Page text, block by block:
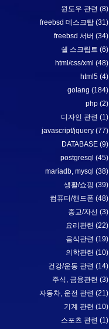
윈도우 관련 (8)
freebsd 데스크탑 (31)
freebsd 서버 (34)
쉘 스크립트 (6)
html/css/xml (48)
html5 (4)
golang (184)
php (2)
디자인 관련 (1)
javascript/jquery (77)
DATABASE (9)
postgresql (45)
mariadb, mysql (38)
생활/쇼핑 (39)
컴퓨터/핸드폰 (48)
종교/자선 (3)
요리관련 (22)
음식관련 (19)
의학관련 (10)
건강/운동 관련 (14)
주식, 금융관련 (3)
자동차, 운전 관련 (21)
기계 관련 (10)
스포츠 관련 (1)